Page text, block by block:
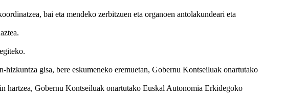
bai eta mendeko zerbitzuen eta organoen antolakundeari eta
hizkuntza gisa, bere eskumeneko eremuetan, Gobernu Kontseiluak onartutako
hartzea, Gobernu Kontseiluak onartutako Euskal Autonomia Erkidegoko